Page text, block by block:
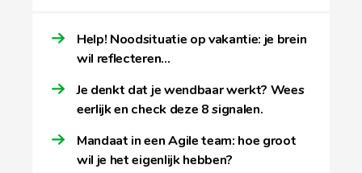
Help! Noodsituatie op vakantie: je brein
wil reflecteren…
Je denkt dat je wendbaar werkt? Wees
eerlijk en check deze 8 signalen.
Mandaat in een Agile team: hoe groot
wil je het eigenlijk hebben?